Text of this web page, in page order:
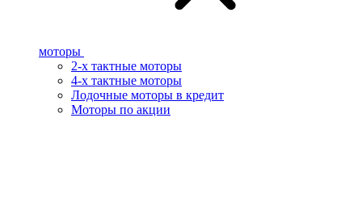
моторы
2-х тактные моторы
4-х тактные моторы
Лодочные моторы в кредит
Моторы по акции